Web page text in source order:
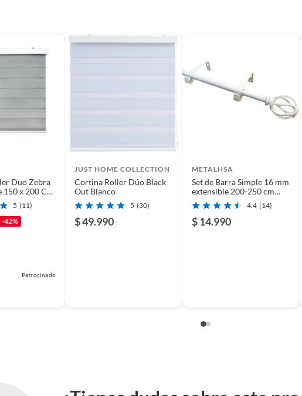
Duo Zebra
150 x 200 Cm
5 (11)
-42%
Patrocinado
JUST HOME COLLECTION
Cortina Roller Dúo Black
Out Blanco
5 (30)
$ 49.990
METALHSA
Set de Barra Simple 16 mm
extensible 200-250 cm
blanco
4.4 (14)
$ 14.990